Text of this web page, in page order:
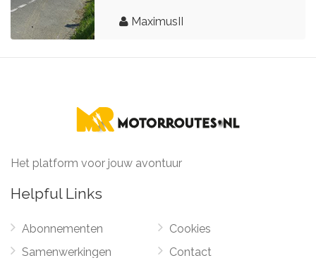
MaximusII
Het platform voor jouw avontuur
Helpful Links
Abonnementen
Samenwerkingen
Cookies
Contact